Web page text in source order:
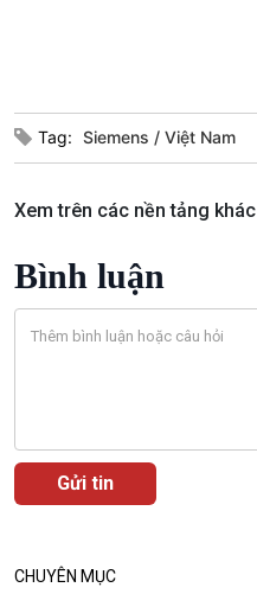
Tag: Siemens Việt Nam
Xem trên các nền tảng khác
Bình luận
CHUYÊN MỤC